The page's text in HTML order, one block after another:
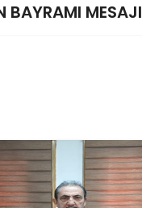
BAYRAMI MESAJI